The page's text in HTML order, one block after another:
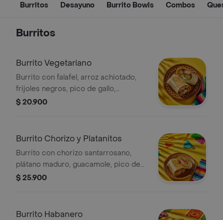
Burritos Desayuno Burrito Bowls Combos
Burritos
Burrito Vegetariano
Burrito con falafel, arroz achiotado,
frijoles negros, pico de gallo,
guacamole, queso, lechuga, totopos
$ 20.900
Burrito Chorizo y Platanitos
Burrito con chorizo santarrosano,
plátano maduro, guacamole, pico de
gallo, frijoles negros, arroz achiote,
$ 25.900
Burrito Habanero